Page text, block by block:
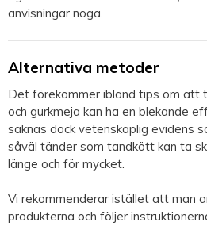
anvisningar noga.
Alternativa metoder
Det förekommer ibland tips om att
och gurkmeja kan ha en blekande
saknas dock vetenskaplig evidens
såväl tänder som tandkött kan ta
länge och för mycket.
Vi rekommenderar istället att man
produkterna och följer